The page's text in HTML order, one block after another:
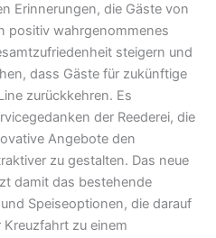
Erinnerungen, die Gäste von
positiv wahrgenommenes
steigern und
dass Gäste für zukünftige
zurückkehren. Es
der Reederei, die
Angebote den
zu gestalten. Das neue
damit das bestehende
Speiseoptionen, die darauf
zu einem